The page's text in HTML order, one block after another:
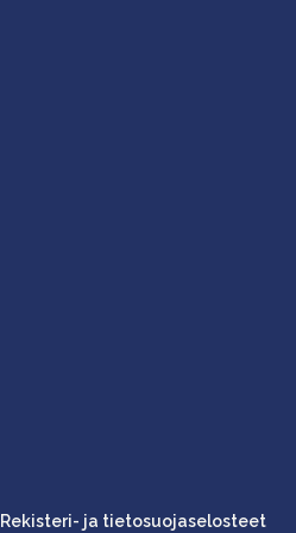
Rekisteri- ja tietosuojaselosteet